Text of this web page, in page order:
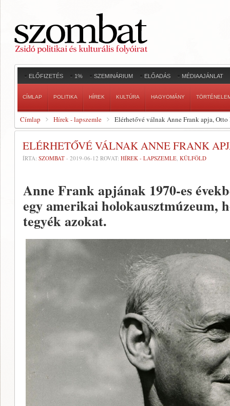
ELŐFIZETÉS 1% SZEMINÁRIUM ELŐADÁS MÉDIAAJÁNLAT
CÍMLAP POLITIKA HÍREK KULTÚRA HAGYOMÁNY
Címlap Hírek - lapszemle Elérhetővé válnak Anne Frank apja,
ELÉRHETŐVÉ VÁLNAK ANNE FRANK
ÍRTA: SZOMBAT - 2019-06-12 ROVAT: HÍREK - LAPSZEMLE, KÜLFÖLD
Anne Frank apjának 1970-es
egy amerikai holokausztmúzeum,
tegyék azokat.